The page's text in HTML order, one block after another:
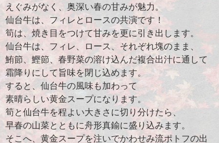
えぐみがなく、奥深い春の甘みが魅力。
仙台牛は、フィレとロースの共演です！
筍は、焼き目をつけて甘みを更に引き出します。
仙台牛は、フィレ、ロース、それぞれ塊のまま、
鮪節、鰹節、春野菜の溶け込んだ複合出汁に通して
霜降りにして旨味を閉じ込めます。
すると、仙台牛の風味も加わって
素晴らしい黄金スープになります。
筍と仙台牛を程よい大きさに切り分けたら、
早春の山菜とともに舟形真鍮に盛り込みます。
そこへ、黄金スープを注いでかわせみ流ポトフの出